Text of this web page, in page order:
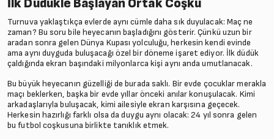
İlk Düdükle Başlayan Ortak Coşku
Turnuva yaklaştıkça evlerde aynı cümle daha sık duyulacak: Maç ne
zaman? Bu soru bile heyecanın başladığını gösterir. Çünkü uzun bir
aradan sonra gelen Dünya Kupası yolculuğu, herkesin kendi evinde
ama aynı duyguda buluşacağı özel bir döneme işaret ediyor. İlk düdük
çaldığında ekran başındaki milyonlarca kişi aynı anda umutlanacak.
Bu büyük heyecanın güzelliği de burada saklı. Bir evde çocuklar merakla
maçı beklerken, başka bir evde yıllar önceki anılar konuşulacak. Kimi
arkadaşlarıyla buluşacak, kimi ailesiyle ekran karşısına geçecek.
Herkesin hazırlığı farklı olsa da duygu aynı olacak: 24 yıl sonra gelen
bu futbol coşkusuna birlikte tanıklık etmek.